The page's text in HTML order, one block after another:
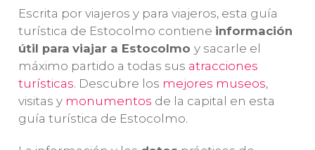
la mejor opción.
Pasearemos
por los
principales
lugares de la
ciudad con un
guía.
de las
experiencias
gastronómicas
más populares
de la capital
sueca. ¡Os
encantará!
Escrita por viajeros y para viajeros, esta guía
turística de Estocolmo contiene información
útil para viajar a Estocolmo y sacarle el
máximo partido a todas sus atracciones
turísticas. Descubre los mejores museos,
visitas y monumentos de la capital en esta
guía turística de Estocolmo.